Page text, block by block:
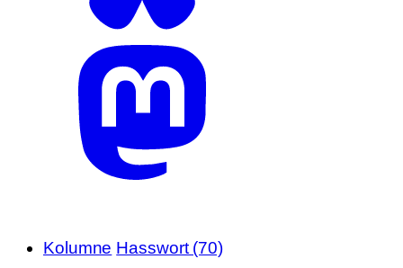
Kolumne Hasswort (70)